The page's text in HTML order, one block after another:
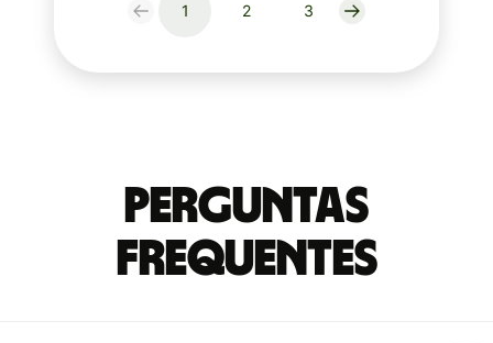
1 2 3
Perguntas
frequentes